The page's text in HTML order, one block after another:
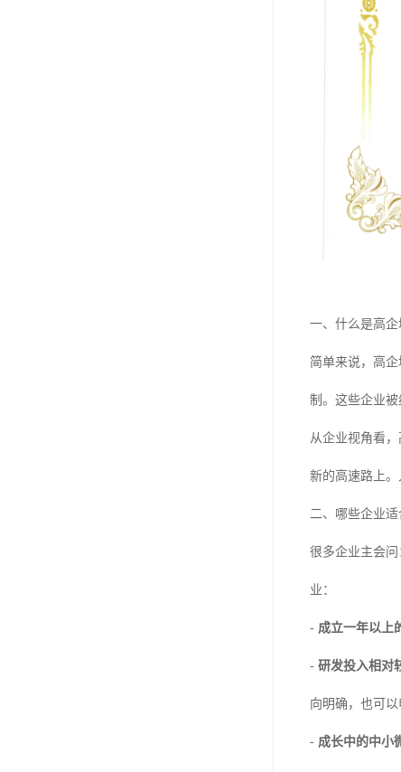
一、什么是高企
简单来说，高
制。这些企业
从企业视角看
新的高速路上。
二、哪些企业适
很多企业主会
业：
- 成立一年以上
- 研发投入相对
向明确，也可以
- 成长中的中小